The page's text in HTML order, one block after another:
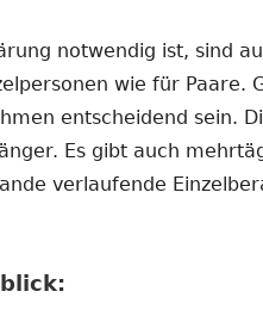
notwendig ist, sind
wie für Paare.
entscheidend sein.
Es gibt auch
verlaufende